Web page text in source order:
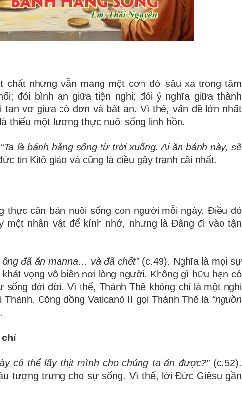
nhưng vẫn mang một cơn đói sâu xa trong tâm
đói bình an giữa tiện nghi; đói ý nghĩa giữa thành
vỡ giữa cô đơn và bất an. Vì thế, vấn đề lớn nhất
thiếu một lương thực nuôi sống linh hồn.
“Ta là bánh hằng sống từ trời xuống. Ai ăn bánh này, sẽ
tin Kitô giáo và cũng là điều gây tranh cãi nhất.
thực căn bản nuôi sống con người mỗi ngày. Điều đó
một nhân vật để kính nhớ, nhưng là Đấng đi vào tận
ông đã ăn manna… và đã chết” (c.49). Nghĩa là mọi sự
vọng vô biên nơi lòng người. Không gì hữu hạn có
đời đời. Vì thế, Thánh Thể không chỉ là một nghi
Công đồng Vaticanô II gọi Thánh Thể là “nguồn
chỉ
có thể lấy thịt mình cho chúng ta ăn được?”(c.52).
tượng trưng cho sự sống. Vì thế, lời Đức Giêsu gần